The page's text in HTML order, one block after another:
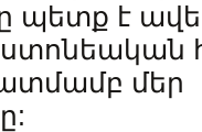
պետք է
մեր